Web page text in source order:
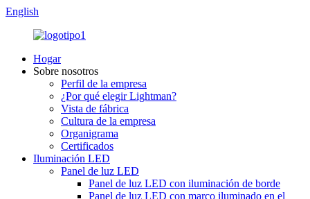
English
Hogar
Sobre nosotros
Perfil de la empresa
¿Por qué elegir Lightman?
Vista de fábrica
Cultura de la empresa
Organigrama
Certificados
Iluminación LED
Panel de luz LED
Panel de luz LED con iluminación de borde
Panel de luz LED con marco iluminado en el